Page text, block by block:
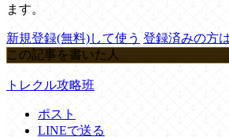
ます。
新規登録(無料)して使う 登録済みの方
この記事を書いた人
トレクル攻略班
ポスト
LINEで送る